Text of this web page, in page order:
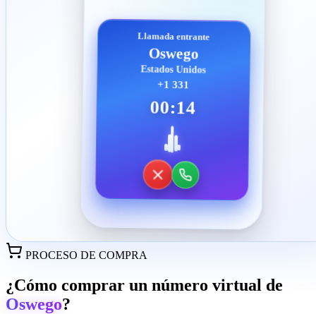
Llamada entrante
Oswego
Estados Unidos
+1 331
00:14
PROCESO DE COMPRA
¿Cómo comprar un número virtual de
Oswego?